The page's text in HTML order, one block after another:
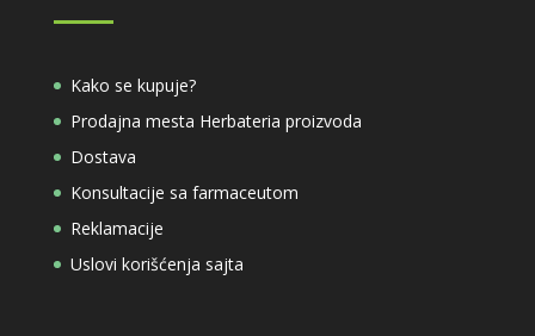
Kako se kupuje?
Prodajna mesta Herbateria proizvoda
Dostava
Konsultacije sa farmaceutom
Reklamacije
Uslovi korišćenja sajta